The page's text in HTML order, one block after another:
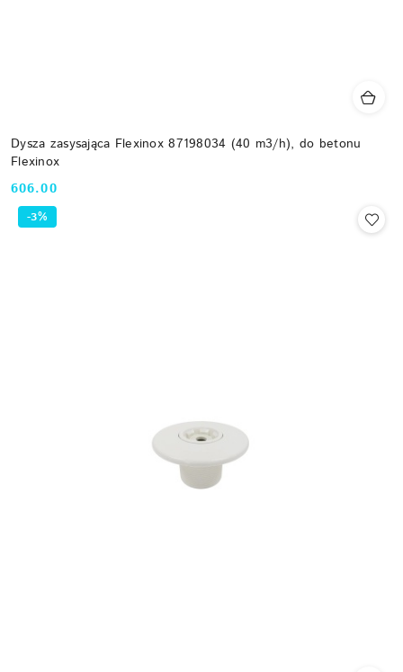
Dysza zasysająca Flexinox 87198034 (40 m3/h), do betonu
Flexinox
Cena:
606.00
-3%